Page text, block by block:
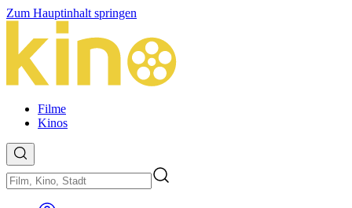
Zum Hauptinhalt springen
Filme
Kinos